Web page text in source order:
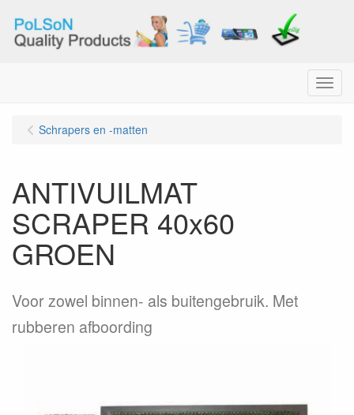
Menu
Schrapers en -matten
ANTIVUILMAT
SCRAPER 40x60
GROEN
Voor zowel binnen- als buitengebruik. Met
rubberen afboording